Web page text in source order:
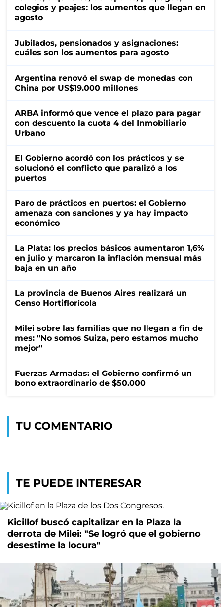
colegios y peajes: los aumentos que llegan en
agosto
Jubilados, pensionados y asignaciones:
cuáles son los aumentos para agosto
Argentina renovó el swap de monedas con
China por US$19.000 millones
ARBA informó que vence el plazo para pagar
con descuento la cuota 4 del Inmobiliario
Urbano
El Gobierno acordó con los prácticos y se
solucionó el conflicto que paralizó a los
puertos
Paro de prácticos en puertos: el Gobierno
amenaza con sanciones y ya hay impacto
económico
La Plata: los precios básicos aumentaron 1,6%
en julio y marcaron la inflación mensual más
baja en un año
La provincia de Buenos Aires realizará un
Censo Hortiflorícola
Milei sobre las familias que no llegan a fin de
mes: "No somos Suiza, pero estamos mucho
mejor"
Fuerzas Armadas: el Gobierno confirmó un
bono extraordinario de $50.000
TU COMENTARIO
TE PUEDE INTERESAR
Kicillof buscó capitalizar en la Plaza la
derrota de Milei: "Se logró que el gobierno
desestime la locura"